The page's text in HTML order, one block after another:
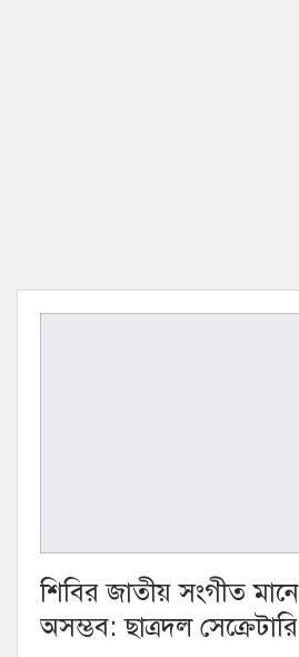
শিবির জাতীয় সংগীত
অসম্ভব: ছাত্রদল সেক্রেটারি